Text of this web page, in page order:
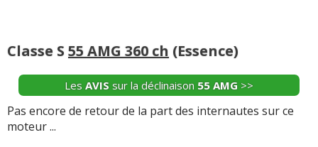
+ d'INFOSsur la déclinaison500 306 ch>>
Classe S 55 AMG 360 ch (Essence)
Les AVIS sur la déclinaison 55 AMG >>
Pas encore de retour de la part des internautes sur ce
moteur ...